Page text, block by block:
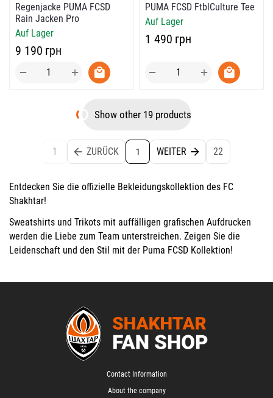
Regenjacke PUMA FCSD
Rain Jacken Pro
Auf Lager
‍9 190‍ грн
+
−
PUMA FCSD FtblCulture Tee
Auf Lager
‍1 490‍ грн
+
−
Show other 19 products
1 ZURÜCK 1 WEITER 22
Entdecken Sie die offizielle Bekleidungskollektion des FC
Shakhtar!
Sweatshirts und Trikots mit auffälligen grafischen Aufdrucken
werden die Liebe zum Team unterstreichen. Zeigen Sie die
Leidenschaft und den Stil mit der Puma FCSD Kollektion!
Contact Information
About the company